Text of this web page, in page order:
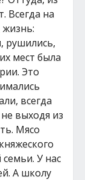
Всегда на
рушились,
мест была
Это
всегда
выходя из
Мясо
У нас
А школу